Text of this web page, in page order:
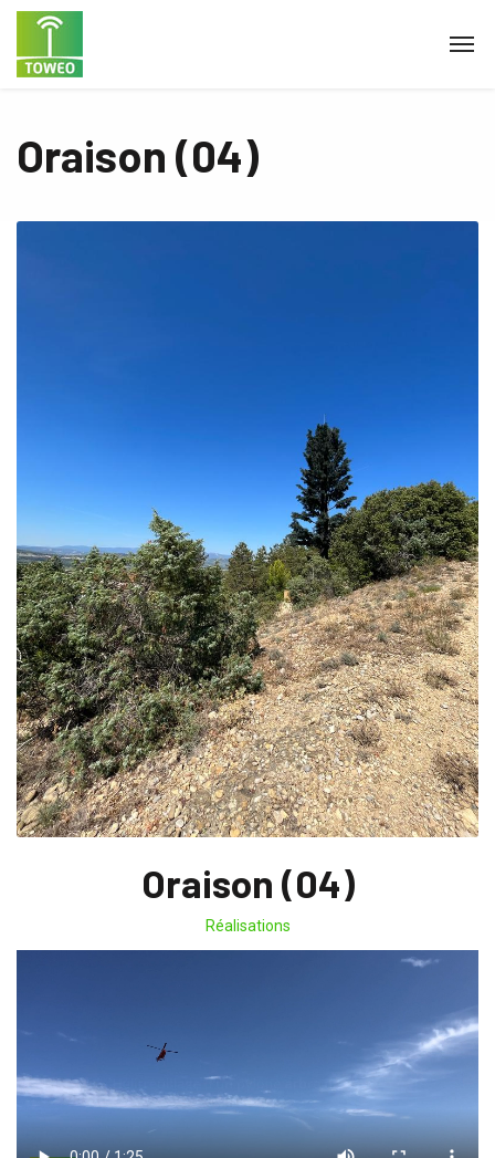
Oraison (04)
Oraison (04)
Réalisations